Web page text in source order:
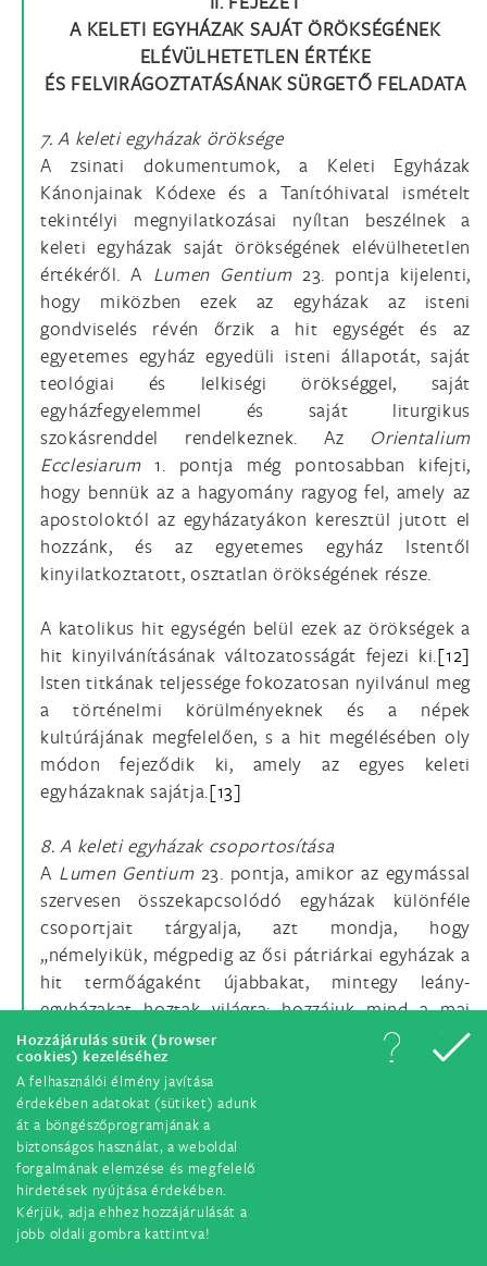
Hozzájárulás sütik (browser
cookies) kezeléséhez
A felhasználói élmény javítása
érdekében adatokat (sütiket) adunk
át a böngészőprogramjának a
biztonságos használat, a weboldal
forgalmának elemzése és megfelelő
hirdetések nyújtása érdekében.
Kérjük, adja ehhez hozzájárulását a
jobb oldali gombra kattintva!
A KELETI EGYHÁZAK SAJÁT ÖRÖKSÉGÉNEK
ELÉVÜLHETETLEN ÉRTÉKE
ÉS FELVIRÁGOZTATÁSÁNAK SÜRGETŐ FELADATA
7. A keleti egyházak öröksége
A zsinati dokumentumok, a Keleti Egyházak
Kánonjainak Kódexe és a Tanítóhivatal ismételt
tekintélyi megnyilatkozásai nyíltan beszélnek a
keleti egyházak saját örökségének elévülhetetlen
értékéről. A Lumen Gentium23. pontja kijelenti,
hogy miközben ezek az egyházak az isteni
gondviselés révén őrzik a hit egységét és az
egyetemes egyház egyedüli isteni állapotát, saját
teológiai és lelkiségi örökséggel, saját
egyházfegyelemmel és saját liturgikus
szokásrenddel rendelkeznek. Az Orientalium
Ecclesiarum1. pontja még pontosabban kifejti,
hogy bennük az a hagyomány ragyog fel, amely az
apostoloktól az egyházatyákon keresztül jutott el
hozzánk, és az egyetemes egyház Istentől
kinyilatkoztatott, osztatlan örökségének része.
A katolikus hit egységén belül ezek az örökségek a
hit kinyilvánításának változatosságát fejezi ki.[12]
Isten titkának teljessége fokozatosan nyilvánul meg
a történelmi körülményeknek és a népek
kultúrájának megfelelően, s a hit megélésében oly
módon fejeződik ki, amely az egyes keleti
egyházaknak sajátja.[13]
8. A keleti egyházak csoportosítása
A Lumen Gentium23. pontja, amikor az egymással
szervesen összekapcsolódó egyházak különféle
csoportjait tárgyalja, azt mondja, hogy
„némelyikük, mégpedig az ősi pátriárkai egyházak a
hit termőágaként újabbakat, mintegy leány-
egyházakat hoztak világra; hozzájuk mind a mai
napig igen szoros kötelék fűzi őket (...)”. A Keleti
Egyházak Kánonjainak Kódexe szintén ezt állítja,
amikor úgy beszél a
hierarchia által egyesült krisztushívők
csoportjairól (27. kán.), amikor úgy beszél a
rítusokról, mint amelyek saját örökségüket képezik
(28. kán. 1. §), és pontosítja, hogy ezek a rítusok az
alexandriai, antiochiai, örmény, káld és